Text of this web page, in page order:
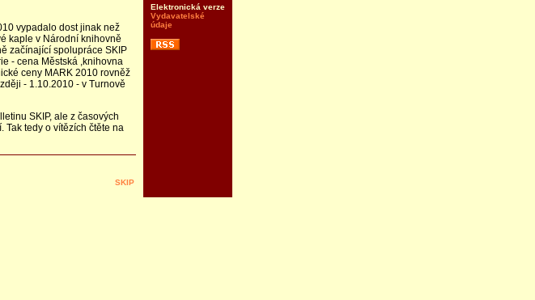
Elektronická verze
Vydavatelské
údaje
vypadalo dost jinak než
kaple v Národní knihovně
začínající spolupráce SKIP
- cena Městská ,knihovna
ceny MARK 2010 rovněž
- 1.10.2010 - v Turnově
SKIP, ale z časových
Tak tedy o vítězích čtěte na
SKIP